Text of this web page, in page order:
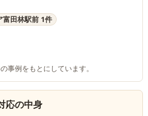
富田林駅前 1件
事例をもとにしています。
応の中身